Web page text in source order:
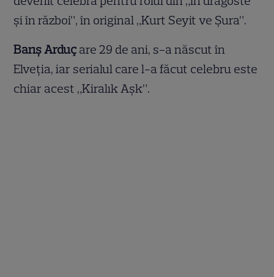
şi în război”, în original „Kurt Seyit ve Şura”.
Barış Arduç are 29 de ani, s-a născut în
Elveţia, iar serialul care l-a făcut celebru este
chiar acest „Kiralık Aşk”.